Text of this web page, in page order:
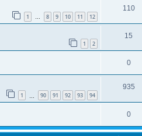
1 … 8 9 10 11 12
110
1 2
15
0
1 90 91 92 93 94
935
0